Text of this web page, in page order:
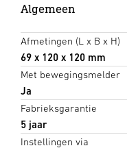
Algemeen
Afmetingen (L x B x H)
69 x 120 x 120 mm
Met bewegingsmelder
Ja
Fabrieksgarantie
5 jaar
Instellingen via